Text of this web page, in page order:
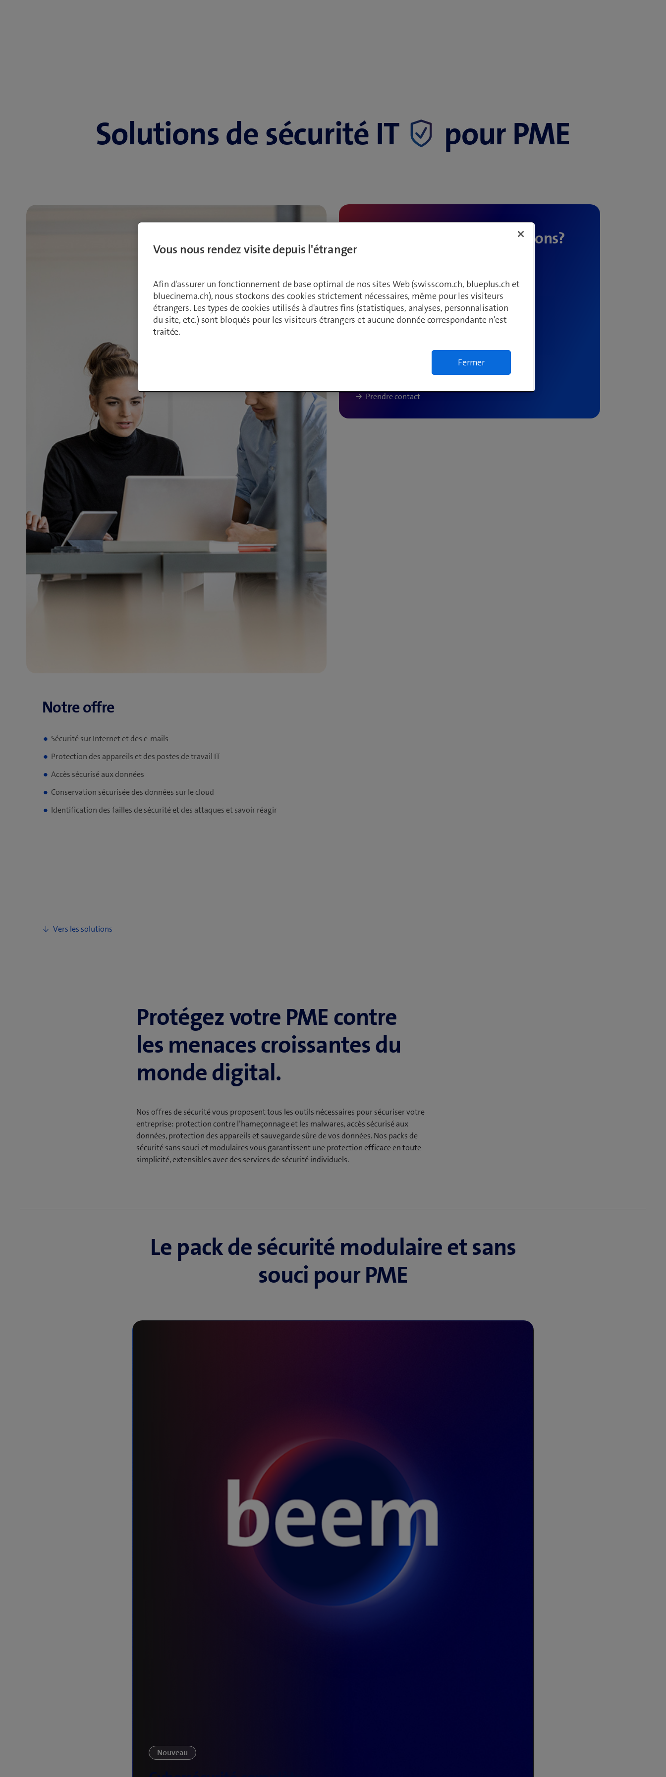
Solutions de sécurité IT pour PME
Sécurité sur Internet et des e-mails
Protection des appareils et des postes de travail IT
Accès sécurisé aux données
Conservation sécurisée des données sur le cloud
Identification des failles de sécurité et des attaques et savoir réagir
Protégez votre PME contre
les menaces croissantes du
monde digital.
Nos offres de sécurité vous proposent tous les outils nécessaires pour sécuriser votre
entreprise: protection contre l’hameçonnage et les malwares, accès sécurisé aux
données, protection des appareils et sauvegarde sûre de vos données. Nos packs de
sécurité sans souci et modulaires vous garantissent une protection efficace en toute
simplicité, extensibles avec des services de sécurité individuels.
Le pack de sécurité modulaire et sans
souci pour PME
Vous nous rendez visite depuis l'étranger
Afin d'assurer un fonctionnement de base optimal de nos sites Web (swisscom.ch, blueplus.ch et
bluecinema.ch), nous stockons des cookies strictement nécessaires, même pour les visiteurs
étrangers. Les types de cookies utilisés à d'autres fins (statistiques, analyses, personnalisation
du site, etc.) sont bloqués pour les visiteurs étrangers et aucune donnée correspondante n'est
traitée.
Fermer